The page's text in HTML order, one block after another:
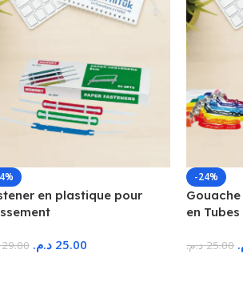
en plastique pour
29.00 25.00 د.م.
-24%
en Tubes
25.00 د.م.